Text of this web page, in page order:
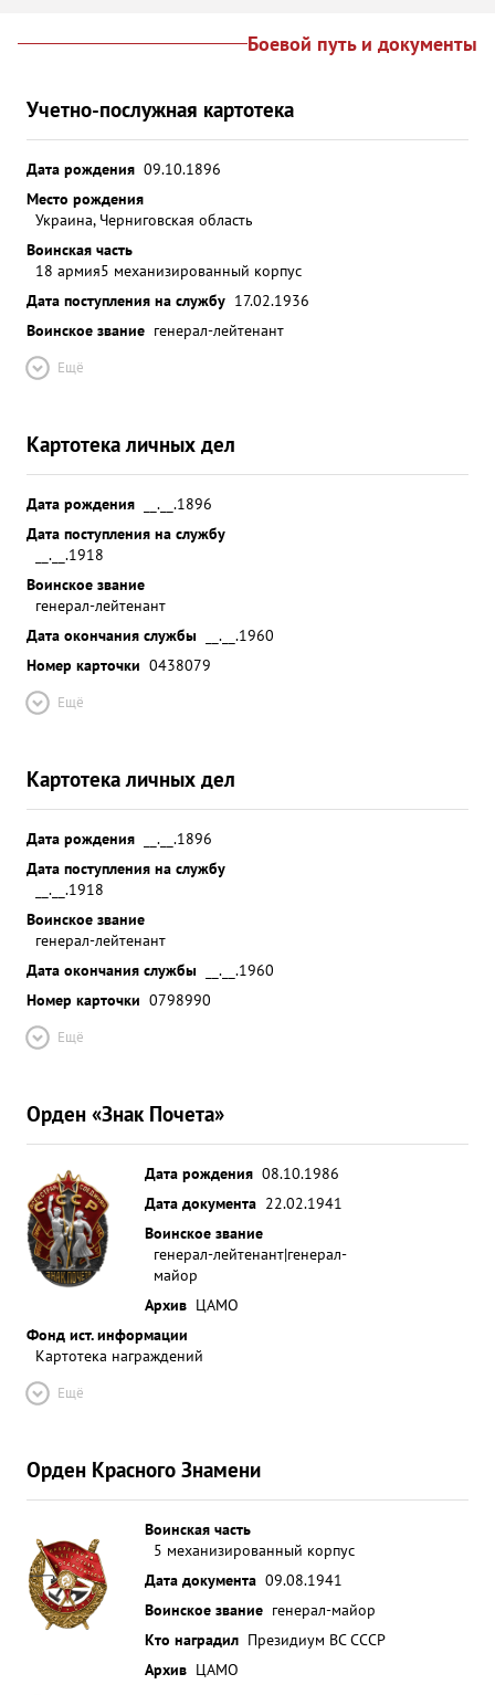
Боевой путь и документы
Учетно-послужная картотека
Дата рождения 09.10.1896
Место рождения
Украина, Черниговская область
Воинская часть
18 армия5 механизированный корпус
Дата поступления на службу 17.02.1936
Воинское звание генерал-лейтенант
Ещё
Картотека личных дел
Дата рождения
__.__.1896
Дата поступления на службу
__.__.1918
Воинское звание
генерал-лейтенант
Дата окончания службы
__.__.1960
Номер карточки 0438079
Ещё
Картотека личных дел
Дата рождения
__.__.1896
Дата поступления на службу
__.__.1918
Воинское звание
генерал-лейтенант
Дата окончания службы
__.__.1960
Номер карточки 0798990
Ещё
Орден «Знак Почета»
Дата рождения 08.10.1986
Дата документа 22.02.1941
Воинское звание
генерал-лейтенант|генерал-
майор
Архив ЦАМО
Фонд ист. информации
Картотека награждений
Ещё
Орден Красного Знамени
Воинская часть
5 механизированный корпус
Дата документа 09.08.1941
Воинское звание генерал-майор
Кто наградил Президиум ВС СССР
Архив ЦАМО